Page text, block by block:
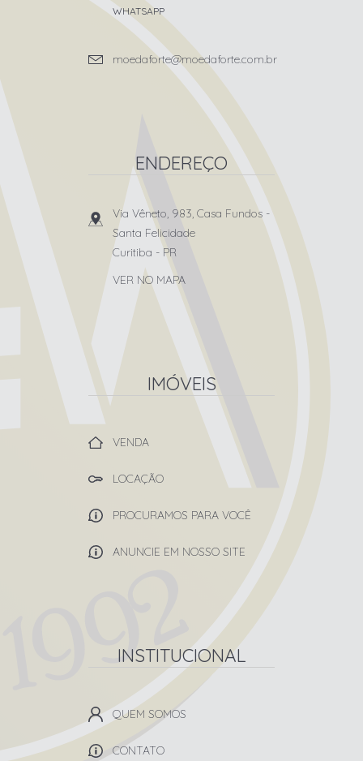
WHATSAPP
moedaforte@moedaforte.com.br
ENDEREÇO
Via Vêneto, 983, Casa Fundos -
Santa Felicidade
Curitiba - PR
VER NO MAPA
IMÓVEIS
VENDA
LOCAÇÃO
PROCURAMOS PARA VOCÊ
ANUNCIE EM NOSSO SITE
INSTITUCIONAL
QUEM SOMOS
CONTATO